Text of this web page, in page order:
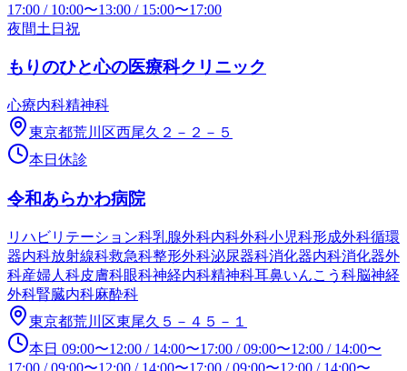
17:00 / 10:00〜13:00 / 15:00〜17:00
夜間土日祝
もりのひと心の医療科クリニック
心療内科精神科
東京都荒川区西尾久２－２－５
本日休診
令和あらかわ病院
リハビリテーション科乳腺外科内科外科小児科形成外科循環
器内科放射線科救急科整形外科泌尿器科消化器内科消化器外
科産婦人科皮膚科眼科神経内科精神科耳鼻いんこう科脳神経
外科腎臓内科麻酔科
東京都荒川区東尾久５－４５－１
本日 09:00〜12:00 / 14:00〜17:00 /09:00〜12:00 / 14:00〜
17:00 /09:00〜12:00 / 14:00〜17:00 /09:00〜12:00 / 14:00〜